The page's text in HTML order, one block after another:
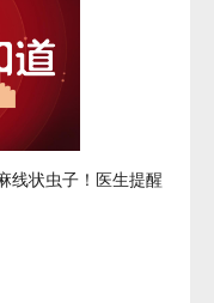
线状虫子！医生提醒